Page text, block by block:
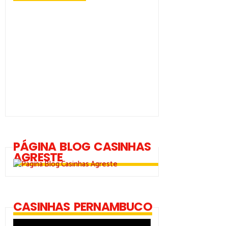
PÁGINA BLOG CASINHAS
AGRESTE
CASINHAS PERNAMBUCO